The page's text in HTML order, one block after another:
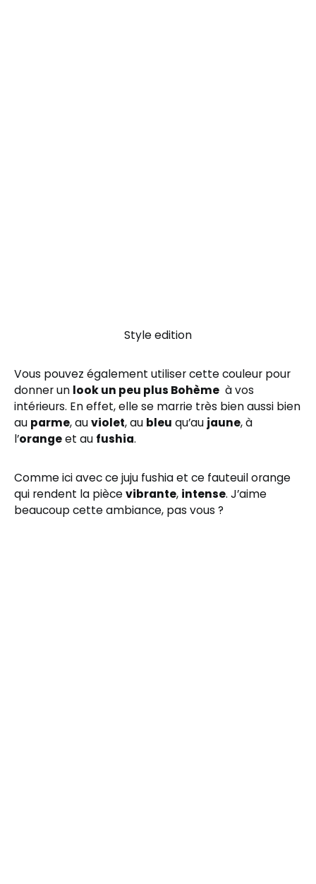
Style edition
Vous pouvez également utiliser cette couleur pour
donner un look un peu plus Bohème à vos
intérieurs. En effet, elle se marrie très bien aussi bien
au parme, auviolet, au bleu qu’au jaune, à
l’orangeet au fushia.
Comme ici avec ce juju fushia et ce fauteuil orange
qui rendent la piècevibrante, intense. J’aime
beaucoup cette ambiance, pas vous ?